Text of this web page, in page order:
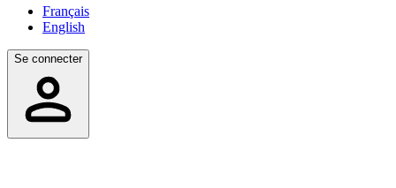
Français
English
Se connecter